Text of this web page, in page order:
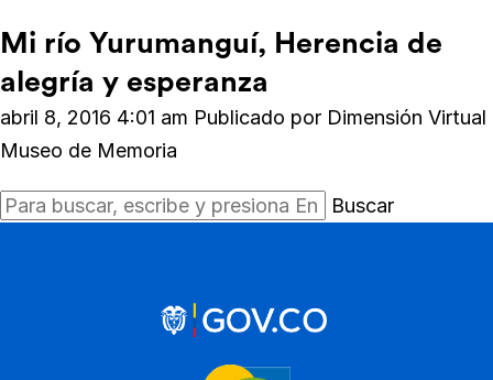
Mi río Yurumanguí, Herencia de
alegría y esperanza
abril 8, 2016 4:01 am Publicado por Dimensión Virtual
Museo de Memoria
Buscar